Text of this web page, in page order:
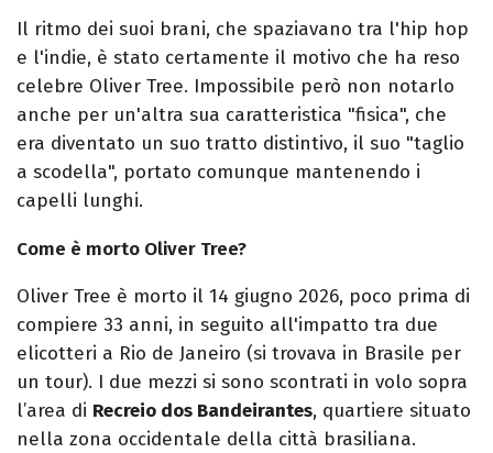
Il ritmo dei suoi brani, che spaziavano tra l'hip hop
e l'indie, è stato certamente il motivo che ha reso
celebre Oliver Tree. Impossibile però non notarlo
anche per un'altra sua caratteristica "fisica", che
era diventato un suo tratto distintivo, il suo "taglio
a scodella", portato comunque mantenendo i
capelli lunghi.
Come è morto Oliver Tree?
Oliver Tree è morto il 14 giugno 2026, poco prima di
compiere 33 anni, in seguito all'impatto tra due
elicotteri a Rio de Janeiro (si trovava in Brasile per
un tour). I due mezzi si sono scontrati in volo sopra
l’area di Recreio dos Bandeirantes, quartiere situato
nella zona occidentale della città brasiliana.